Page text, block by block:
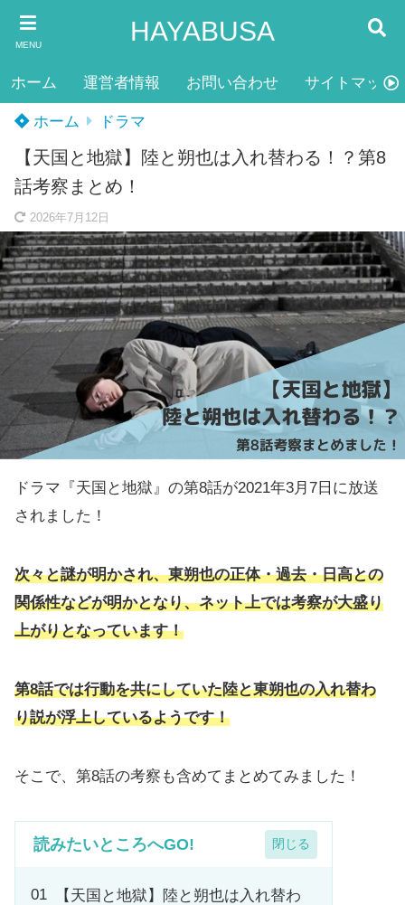
MENU HAYABUSA
ホーム 運営者情報 お問い合わせ サイトマップ
ホーム ドラマ
【天国と地獄】陸と朔也は入れ替わる！？第8
話考察まとめ！
2026年7月12日
ドラマ『天国と地獄』の第8話が2021年3月7日に放送
されました！
次々と謎が明かされ、東朔也の正体・過去・日高との
関係性などが明かとなり、ネット上では考察が大盛り
上がりとなっています！
第8話では行動を共にしていた陸と東朔也の入れ替わ
り説が浮上しているようです！
そこで、第8話の考察も含めてまとめてみました！
読みたいところへGO!
【天国と地獄】陸と朔也は入れ替わ